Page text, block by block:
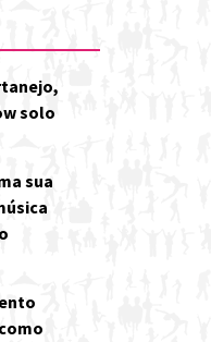
solo
sua